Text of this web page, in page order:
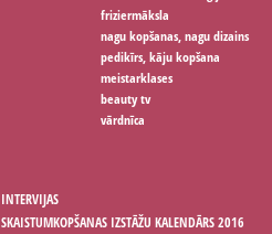
friziermāksla
nagu kopšanas, nagu dizains
pedikīrs, kāju kopšana
meistarklases
beauty tv
vārdnīca
INTERVIJAS
SKAISTUMKOPŠANAS IZSTĀŽU KALENDĀRS 2016